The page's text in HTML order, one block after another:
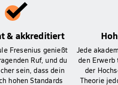
& akkreditiert
Fresenius genießt
Ruf, und du
sein, dass dein
hohen Standards
Jede
den Erwerb
der
Theorie